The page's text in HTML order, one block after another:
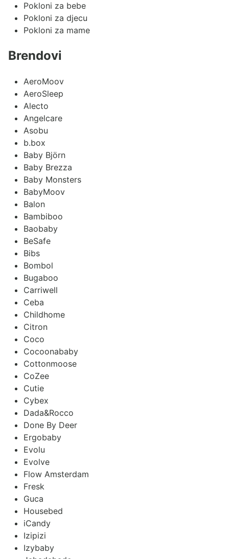
Pokloni za bebe
Pokloni za djecu
Pokloni za mame
Brendovi
AeroMoov
AeroSleep
Alecto
Angelcare
Asobu
b.box
Baby Björn
Baby Brezza
Baby Monsters
BabyMoov
Balon
Bambiboo
Baobaby
BeSafe
Bibs
Bombol
Bugaboo
Carriwell
Ceba
Childhome
Citron
Coco
Cocoonababy
Cottonmoose
CoZee
Cutie
Cybex
Dada&Rocco
Done By Deer
Ergobaby
Evolu
Evolve
Flow Amsterdam
Fresk
Guca
Housebed
iCandy
Izipizi
Izybaby